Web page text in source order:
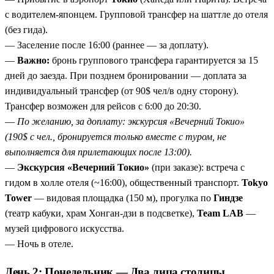
Киото без беготни— Золотой павильон, сад 15 камней,
тысяча статуй Каннон и неторопливая прогулка по
Гиону.
Арасияма — бамбук и дзен— храм Тэнрюдзи
(ЮНЕСКО) и мост с видом на горы, который японцы
называют «местом, где пересекается луна».
Свободный день в Киото— можно просто гулять, а
можно добавить Нару с оленями и Осаку с её замком.
с водителем-японцем. Групповой трансфер на шаттле до отеля
(без гида).
— Заселение после 16:00 (раннее — за доплату).
— Важно: бронь группового трансфера гарантируется за 15
дней до заезда. При позднем бронировании — доплата за
индивидуальный трансфер (от 90$ чел/в одну сторону).
Трансфер возможен для рейсов с 6:00 до 20:30.
— По желанию, за доплату: экскурсия «Вечерний Токио»
(190$ с чел., бронируется только вместе с туром, не
выполняется для прилетающих после 13:00).
— Экскурсия «Вечерний Токио» (при заказе): встреча с
гидом в холле отеля (~16:00), общественный транспорт. Tokyo
Tower — видовая площадка (150 м), прогулка по Гиндзе
(театр кабуки, храм Хонган-дзи в подсветке), Team LAB —
музей цифрового искусства.
— Ночь в отеле.